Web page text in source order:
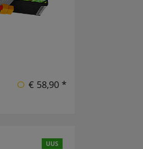
€ 58,90 *
UUS